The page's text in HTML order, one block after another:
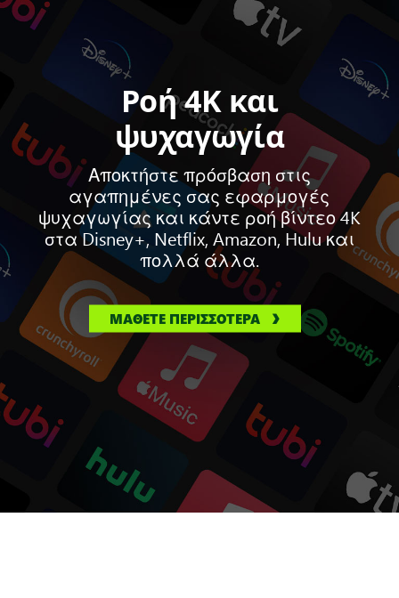
Ροή 4K και
ψυχαγωγία
Αποκτήστε πρόσβαση στις
αγαπημένες σας εφαρμογές
ψυχαγωγίας και κάντε ροή βίντεο 4K
στα Disney+, Netflix, Amazon, Hulu και
πολλά άλλα.
ΜΑΘΕΤΕ ΠΕΡΙΣΣΟΤΕΡΑ